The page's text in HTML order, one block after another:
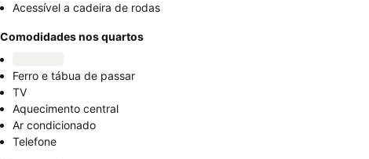
Acessível a cadeira de rodas
Comodidades nos quartos
Ferro e tábua de passar
TV
Aquecimento central
Ar condicionado
Telefone